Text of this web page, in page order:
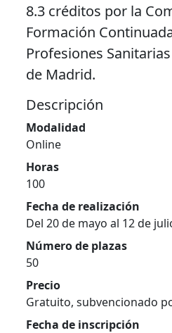
8.3 créditos por la
Formación
Profesiones
de Madrid.
Descripción
Modalidad
Online
Horas
100
Fecha de realización
Del 20 de mayo al 12 de
Número de plazas
50
Precio
Gratuito, subvencionado
Fecha de inscripción